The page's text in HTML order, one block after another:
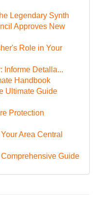
Legendary Synth
Approves New
Role in Your
Informe Detalla...
Handbook
Ultimate Guide
Protection
Area Central
Guide